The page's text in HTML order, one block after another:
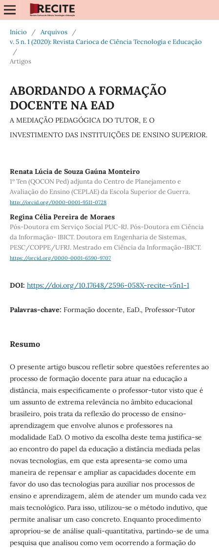
Início / Arquivos
/
v. 5 n. 1 (2020): Revista Carioca de Ciência Tecnologia e Educação
/
Artigos
ABORDANDO A FORMAÇÃO
DOCENTE NA EAD
A MEDIAÇÃO PEDAGÓGICA DO TUTOR, E O
INVESTIMENTO DAS INSTITUIÇÕES DE ENSINO SUPERIOR.
Renata Lúcia de Souza Gaúna Monteiro
1º Ten (QOCON Ped) adjunta do Centro de Planejamento e
Avaliação do Ensino (CEPLAE) da Escola Superior de Guerra.
http://orcid.org/0000-0001-9511-0728
Regina Célia Pereira de Moraes
Pós-Doutora em Serviço Social PUC-RJ. Pós-Doutora em Ciência
da Informação- IBICT. Doutora em Engenharia de Sistemas,
PESC/COPPE/UFRJ. Mestrado em Ciência da Informação-IBICT.
https://orcid.org/0000-0001-6590-9707
DOI: https://doi.org/10.17648/2596-058X-recite-v5n1-1
Palavras-chave: Formação docente, EaD., Professor-Tutor
Resumo
O presente artigo buscou refletir sobre questões referentes ao
processo de formação docente para atuar na educação a
distância, mais especificamente o professor-tutor visto que é
um assunto de extrema relevância no âmbito educacional
brasileiro, pois trata da reflexão do processo de ensino-
aprendizagem que envolve alunos e professores na
modalidade EaD. O motivo da escolha deste tema justifica-se
ao encontro do papel da educação a distância mediada pelas
novas tecnologias, em que esta apresenta-se como uma
maneira de repensar e ampliar as capacidades docente em
favor do uso das tecnologias para auxiliar nos processos de
ensino e aprendizagem, além de atender um mundo cada vez
mais tecnológico. Para isso, utilizou-se o método indutivo, que
permite analisar um caso concreto. Enquanto procedimento
apropriou-se de análise quali-quantitativa, partindo-se de uma
pesquisa que analisou como vem ocorrendo a formação do